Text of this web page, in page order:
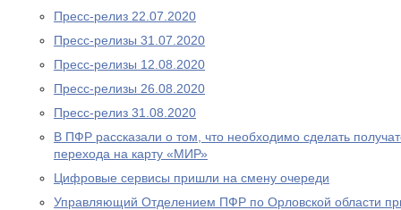
Пресс-релиз 22.07.2020
Пресс-релизы 31.07.2020
Пресс-релизы 12.08.2020
Пресс-релизы 26.08.2020
Пресс-релиз 31.08.2020
В ПФР рассказали о том, что необходимо сделать
перехода на карту «МИР»
Цифровые сервисы пришли на смену очереди
Управляющий Отделением ПФР по Орловской области